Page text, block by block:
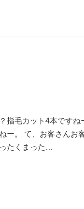
指毛カット4本ですね
ー。 て、お客さんお
たくまった…